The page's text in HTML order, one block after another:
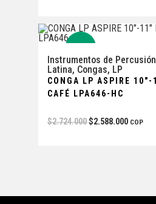
Instrumentos de Percusión
Latina, Congas, LP
CONGA LP ASPIRE 10″-
CAFÉ LPA646-HC
$2.724.000$2.588.000 COP